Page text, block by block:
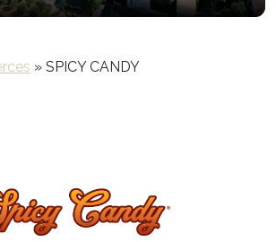
» SPICY CANDY